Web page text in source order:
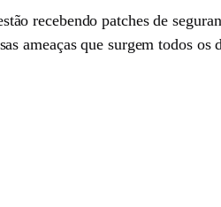
recebendo patches de
ameaças que surgem todos os